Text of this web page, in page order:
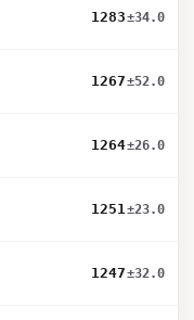
1283±34.0
1267±52.0
1264±26.0
1251±23.0
1247±32.0